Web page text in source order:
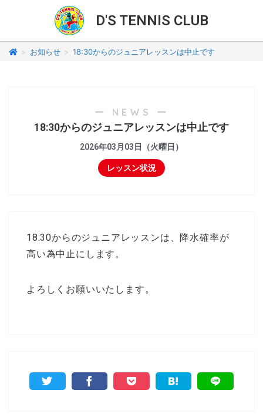
D'S TENNIS CLUB
> お知らせ > 18:30からのジュニアレッスンは中止です
ー NEWS ー
18:30からのジュニアレッスンは中止です
2026年03月03日（火曜日）
レッスン状況
18:30からのジュニアレッスンは、降水確率が
高い為中止にします。
よろしくお願いいたします。